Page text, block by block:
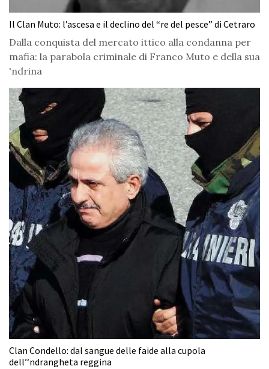
Il Clan Muto: l’ascesa e il declino del “re del pesce” di Cetraro
Dalla conquista del mercato ittico alla condanna per
mafia: la parabola criminale di Franco Muto e della sua
'ndrina
Clan Condello: dal sangue delle faide alla cupola
dell’‘ndrangheta reggina